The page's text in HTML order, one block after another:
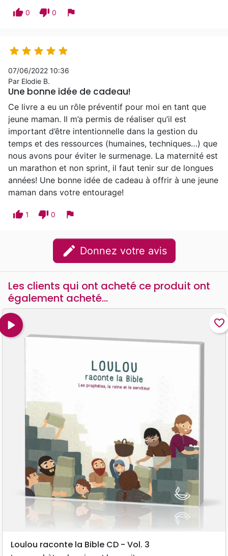
thumb_up 0 thumb_down 0 flag
    
07/06/2022 10:36
Par Elodie B.
Une bonne idée de cadeau!
Ce livre a eu un rôle préventif pour moi en tant que
jeune maman. Il m’a permis de réaliser qu’il est
important d’être intentionnelle dans la gestion du
temps et des ressources (humaines, techniques…) que
nous avons pour éviter le surmenage. La maternité est
un marathon et non sprint, il faut tenir sur de longues
années! Une bonne idée de cadeau à offrir à une jeune
maman dans votre entourage!
thumb_up 1 thumb_down 0 flag
edit Donnez votre avis
Les clients qui ont acheté ce produit ont
également acheté...
play_arrow favorite_border
Loulou raconte la Bible CD - Vol. 3